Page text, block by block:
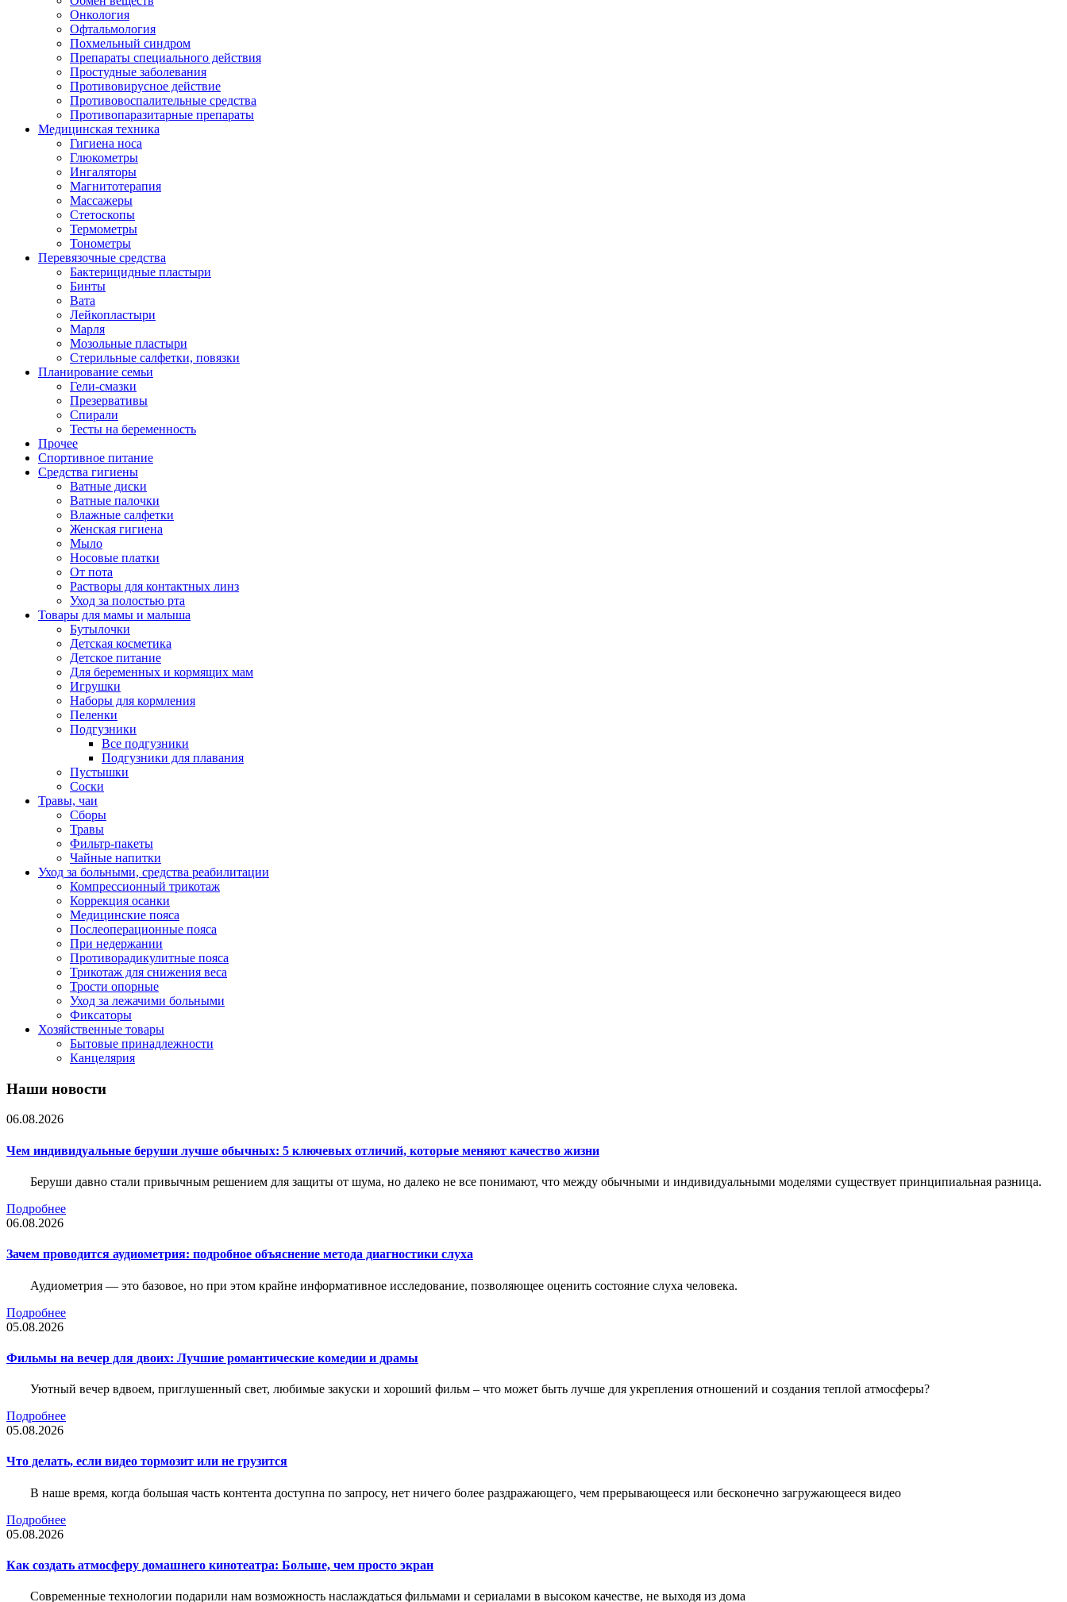
Онкология
Офтальмология
Похмельный синдром
Препараты специального действия
Простудные заболевания
Противовирусное действие
Противовоспалительные средства
Противопаразитарные препараты
Медицинская техника
Гигиена носа
Глюкометры
Ингаляторы
Магнитотерапия
Массажеры
Стетоскопы
Термометры
Тонометры
Перевязочные средства
Бактерицидные пластыри
Бинты
Вата
Лейкопластыри
Марля
Мозольные пластыри
Стерильные салфетки, повязки
Планирование семьи
Гели-смазки
Презервативы
Спирали
Тесты на беременность
Прочее
Спортивное питание
Средства гигиены
Ватные диски
Ватные палочки
Влажные салфетки
Женская гигиена
Мыло
Носовые платки
От пота
Растворы для контактных линз
Уход за полостью рта
Товары для мамы и малыша
Бутылочки
Детская косметика
Детское питание
Для беременных и кормящих мам
Игрушки
Наборы для кормления
Пеленки
Подгузники
Все подгузники
Подгузники для плавания
Пустышки
Соски
Травы, чаи
Сборы
Травы
Фильтр-пакеты
Чайные напитки
Уход за больными, средства реабилитации
Компрессионный трикотаж
Коррекция осанки
Медицинские пояса
Послеоперационные пояса
При недержании
Противорадикулитные пояса
Трикотаж для снижения веса
Трости опорные
Уход за лежачими больными
Фиксаторы
Хозяйственные товары
Бытовые принадлежности
Канцелярия
Наши новости
06.08.2026
Чем индивидуальные беруши лучше обычных: 5 ключевых отличий, которые меняют качество жизни
Беруши давно стали привычным решением для защиты от шума, но далеко не все понимают, что между обычными и индивидуальными моделями существует принципиальная разница.
Подробнее
06.08.2026
Зачем проводится аудиометрия: подробное объяснение метода диагностики слуха
Аудиометрия — это базовое, но при этом крайне информативное исследование, позволяющее оценить состояние слуха человека.
Подробнее
05.08.2026
Фильмы на вечер для двоих: Лучшие романтические комедии и драмы
Уютный вечер вдвоем, приглушенный свет, любимые закуски и хороший фильм – что может быть лучше для укрепления отношений и создания теплой атмосферы?
Подробнее
05.08.2026
Что делать, если видео тормозит или не грузится
В наше время, когда большая часть контента доступна по запросу, нет ничего более раздражающего, чем прерывающееся или бесконечно загружающееся видео
Подробнее
05.08.2026
Как создать атмосферу домашнего кинотеатра: Больше, чем просто экран
Современные технологии подарили нам возможность наслаждаться фильмами и сериалами в высоком качестве, не выходя из дома